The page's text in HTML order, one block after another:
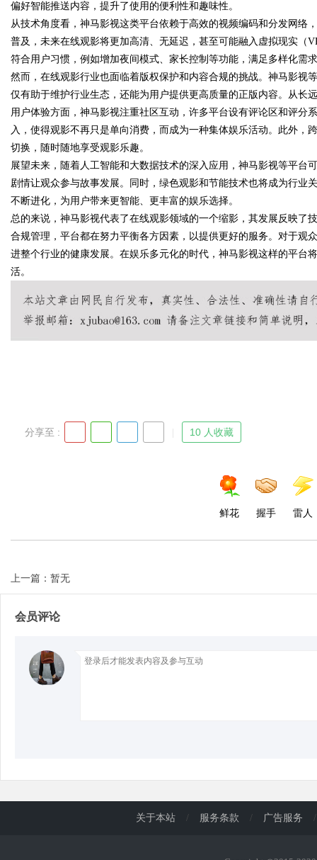
uz
!
Bo
d
偏好智能推送内容，提升了使用的便利性和趣味性。
从技术角度看，神马影视这类平台依赖于高效的视频编码和分发网络
普及，未来在线观影将更加高清、无延迟，甚至可能融入虚拟现实（
符合用户习惯，例如增加夜间模式、家长控制等功能，满足多样化需
然而，在线观影行业也面临着版权保护和内容合规的挑战。神马影视
仅有助于维护行业生态，还能为用户提供更高质量的正版内容。从长
用户体验方面，神马影视注重社区互动，许多平台设有评论区和评分
入，使得观影不再只是单向消费，而成为一种集体娱乐活动。此外，
切换，随时随地享受观影乐趣。
展望未来，随着人工智能和大数据技术的深入应用，神马影视等平台
剧情让观众参与故事发展。同时，绿色观影和节能技术也将成为行业
不断进化，为用户带来更智能、更丰富的娱乐选择。
总的来说，神马影视代表了在线观影领域的一个缩影，其发展反映了
合规管理，平台都在努力平衡各方因素，以提供更好的服务。对于观
进整个行业的健康发展。在娱乐多元化的时代，神马影视这样的平台
活。
分享至 : 10 人收藏
鲜花 握手 雷人
上一篇：暂无
会员评论
关于本站 / 服务条款 / 广告服务 /